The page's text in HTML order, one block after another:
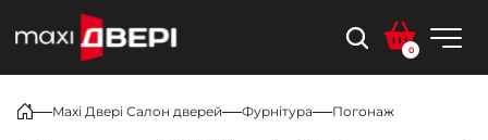
0
Maxi Двері Салон дверей Фурнітура Погонаж